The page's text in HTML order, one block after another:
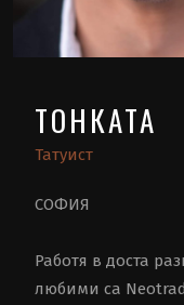
ТОНКАТА
Татуист
СОФИЯ
Работя в доста
любими са